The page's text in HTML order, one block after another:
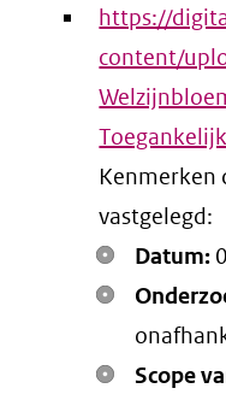
https://
content/
Kenmerken
vastgelegd:
Datum:
Scope